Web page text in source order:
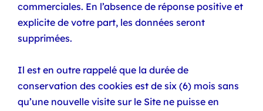
commerciales. En l’absence de réponse positive et
explicite de votre part, les données seront
supprimées.
Il est en outre rappelé que la durée de
conservation des cookies est de six (6) mois sans
qu’une nouvelle visite sur le Site ne puisse en